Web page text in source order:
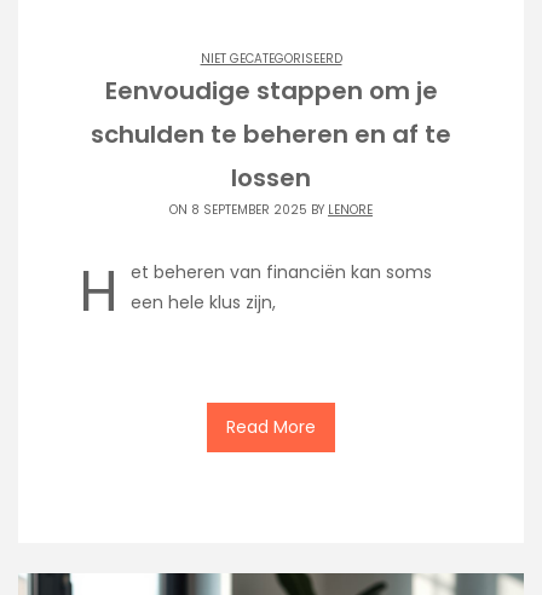
NIET GECATEGORISEERD
Eenvoudige stappen om je
schulden te beheren en af te
lossen
ON 8 SEPTEMBER 2025 BY LENORE
H
et beheren van financiën kan soms
een hele klus zijn,
Read More